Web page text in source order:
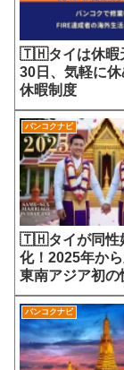
🇹🇭タイは休暇
30日、気軽に
休暇制度
バンコクナビ
🇹🇭タイが同性
化！2025年か
東南アジア初の
バンコクナビ